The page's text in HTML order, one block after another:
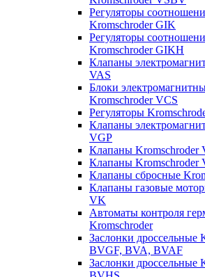
Регуляторы
Kromschroder GIK
Регуляторы
Kromschroder GIKH
Клапаны
VAS
Блоки
Kromschroder VCS
Регуляторы
Клапаны
VGP
Клапаны Kromschroder
Клапаны Kromschroder
Клапаны сбросные
Клапаны газовые
VK
Автоматы контроля
Kromschroder
Заслонки дроссельные
BVGF, BVA, BVAF
Заслонки дроссельные